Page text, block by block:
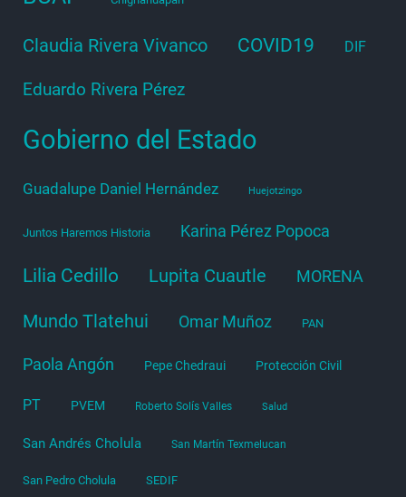
Claudia Rivera Vivanco COVID19 DIF
Eduardo Rivera Pérez
Gobierno del Estado
Guadalupe Daniel Hernández Huejotzingo
Juntos Haremos Historia Karina Pérez Popoca
Lilia Cedillo Lupita Cuautle MORENA
Mundo Tlatehui Omar Muñoz PAN
Paola Angón Pepe Chedraui Protección Civil
PT PVEM Roberto Solís Valles Salud
San Andrés Cholula San Martín Texmelucan
San Pedro Cholula SEDIF